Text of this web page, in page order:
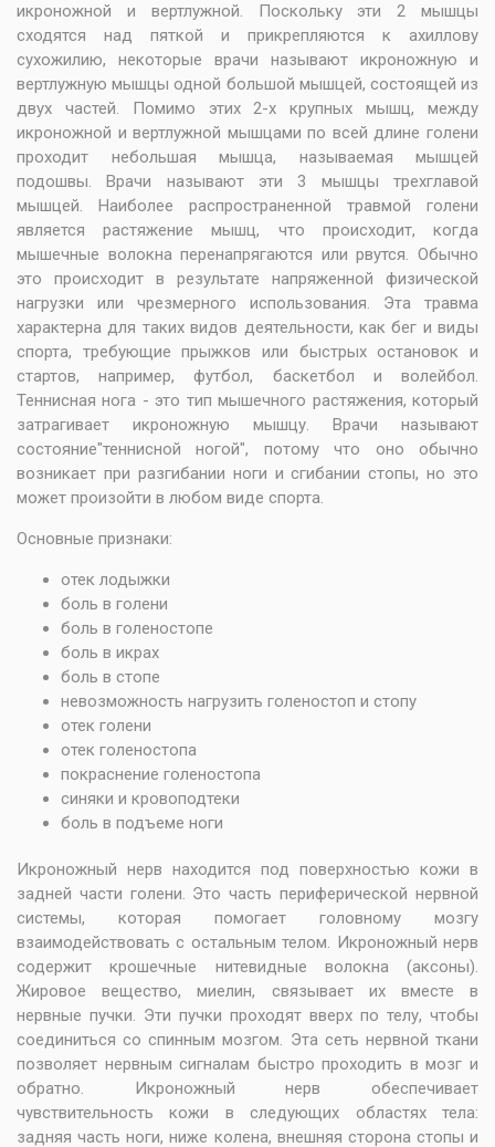
икроножной и вертлужной. Поскольку эти 2 мышцы
сходятся над пяткой и прикрепляются к ахиллову
сухожилию, некоторые врачи называют икроножную и
вертлужную мышцы одной большой мышцей, состоящей из
двух частей. Помимо этих 2-х крупных мышц, между
икроножной и вертлужной мышцами по всей длине голени
проходит небольшая мышца, называемая мышцей
подошвы. Врачи называют эти 3 мышцы трехглавой
мышцей. Наиболее распространенной травмой голени
является растяжение мышц, что происходит, когда
мышечные волокна перенапрягаются или рвутся. Обычно
это происходит в результате напряженной физической
нагрузки или чрезмерного использования. Эта травма
характерна для таких видов деятельности, как бег и виды
спорта, требующие прыжков или быстрых остановок и
стартов, например, футбол, баскетбол и волейбол.
Теннисная нога - это тип мышечного растяжения, который
затрагивает икроножную мышцу. Врачи называют
состояние"теннисной ногой", потому что оно обычно
возникает при разгибании ноги и сгибании стопы, но это
может произойти в любом виде спорта.
Основные признаки:
отек лодыжки
боль в голени
боль в голеностопе
боль в икрах
боль в стопе
невозможность нагрузить голеностоп и стопу
отек голени
отек голеностопа
покраснение голеностопа
синяки и кровоподтеки
боль в подъеме ноги
Икроножный нерв находится под поверхностью кожи в
задней части голени. Это часть периферической нервной
системы, которая помогает головному мозгу
взаимодействовать с остальным телом. Икроножный нерв
содержит крошечные нитевидные волокна (аксоны).
Жировое вещество, миелин, связывает их вместе в
нервные пучки. Эти пучки проходят вверх по телу, чтобы
соединиться со спинным мозгом. Эта сеть нервной ткани
позволяет нервным сигналам быстро проходить в мозг и
обратно. Икроножный нерв обеспечивает
чувствительность кожи в следующих областях тела:
задняя часть ноги, ниже колена, внешняя сторона стопы и